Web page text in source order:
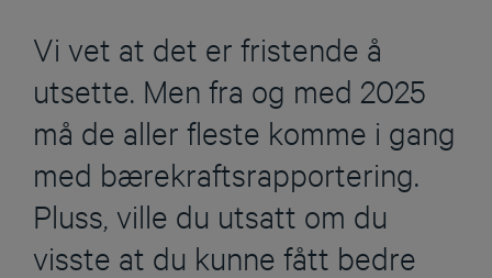
Vi vet at det er fristende å
utsette. Men fra og med 2025
må de aller fleste komme i gang
med bærekraftsrapportering.
Pluss, ville du utsatt om du
visste at du kunne fått bedre